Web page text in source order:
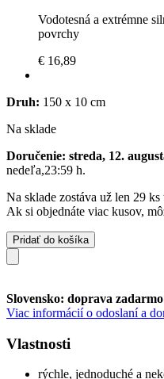
Vodotesná a extrémne
povrchy
€ 16,89
Druh: 150 x 10 cm
Na sklade
Doručenie: streda, 12.
nedeľa,23:59 h.
Na sklade zostáva už len 29
Ak si objednáte viac kusov,
Pridať do košíka
Slovensko: doprava zadarmo
Viac informácií o odoslaní a
Vlastnosti
rýchle, jednoduché a